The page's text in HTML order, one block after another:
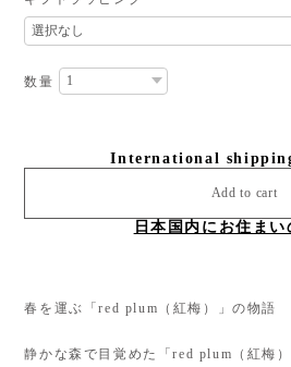
数量
International
Add to cart
日本国内にお住まい
春を運ぶ「red plum（紅梅）」の物語
静かな森で目覚めた「red plum（紅梅